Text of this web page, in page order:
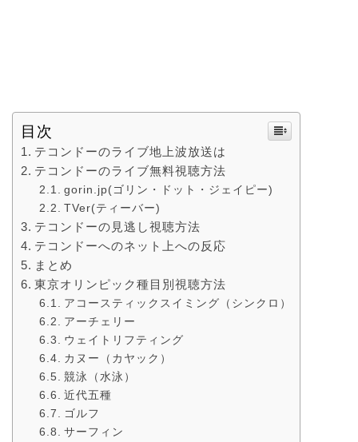
目次
テコンドーのライブ地上波放送は
テコンドーのライブ無料視聴方法
gorin.jp(ゴリン・ドット・ジェイピー)
TVer(ティーバー)
テコンドーの見逃し視聴方法
テコンドーへのネット上への反応
まとめ
東京オリンピック種目別視聴方法
アコースティックスイミング（シンクロ）
アーチェリー
ウェイトリフティング
カヌー（カヤック）
競泳（水泳）
近代五種
ゴルフ
サーフィン